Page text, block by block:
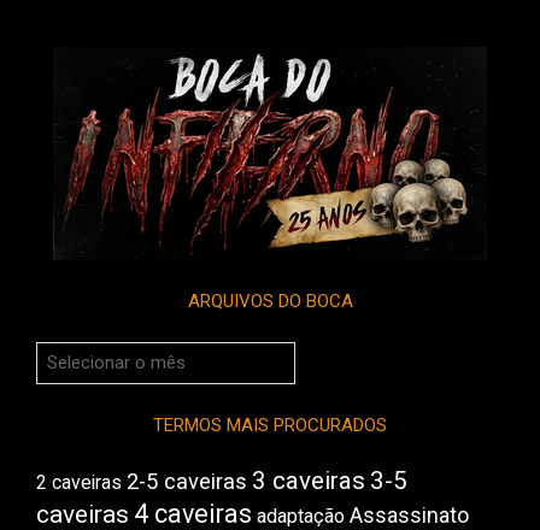
ARQUIVOS DO BOCA
Arquivos
do
TERMOS MAIS PROCURADOS
2 caveiras 2-5 caveiras 3 caveiras 3-5
caveiras 4 caveiras adaptação Assassinato